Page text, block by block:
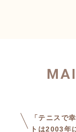
「テニスで
トは2003年